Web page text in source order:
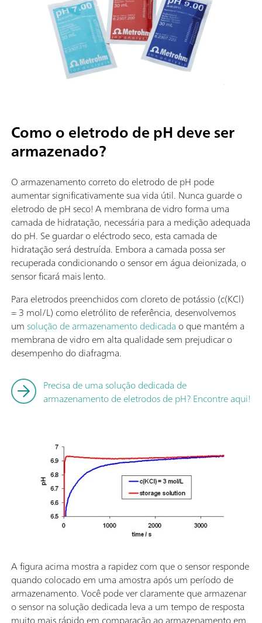
Como o eletrodo de pH deve ser
armazenado?
O armazenamento correto do eletrodo de pH pode
aumentar significativamente sua vida útil. Nunca guarde o
eletrodo de pH seco! A membrana de vidro forma uma
camada de hidratação, necessária para a medição adequada
do pH. Se guardar o eléctrodo seco, esta camada de
hidratação será destruída. Embora a camada possa ser
recuperada condicionando o sensor em água deionizada, o
sensor ficará mais lento.
Para eletrodos preenchidos com cloreto de potássio (c(KCl)
= 3 mol/L) como eletrólito de referência, desenvolvemos
umsolução de armazenamento dedicada o que mantém a
membrana de vidro em alta qualidade sem prejudicar o
desempenho do diafragma.
Precisa de uma solução dedicada de
armazenamento de eletrodos de pH? Encontre aqui!
A figura acima mostra a rapidez com que o sensor responde
quando colocado em uma amostra após um período de
armazenamento. Você pode ver claramente que armazenar
o sensor na solução dedicada leva a um tempo de resposta